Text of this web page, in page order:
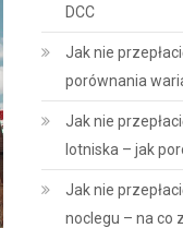
DCC
Jak nie
porównania
Jak nie
lotniska – jak
Jak nie
noclegu – na co